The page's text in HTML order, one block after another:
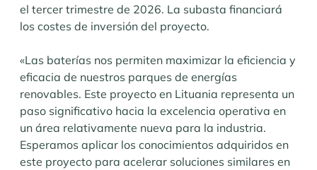
el tercer trimestre de 2026. La subasta financiará
los costes de inversión del proyecto.
«Las baterías nos permiten maximizar la eficiencia y
eficacia de nuestros parques de energías
renovables. Este proyecto en Lituania representa un
paso significativo hacia la excelencia operativa en
un área relativamente nueva para la industria.
Esperamos aplicar los conocimientos adquiridos en
este proyecto para acelerar soluciones similares en